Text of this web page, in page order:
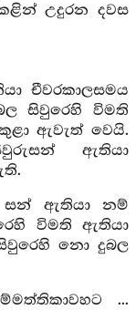
උදුරන දවස
චීවරකාලසමය
සිවුරෙහි විමති
ඇවැත් වෙයි.
ඇතියා
සන් ඇතියා නම්
විමති ඇතියා
නො දුබල
...